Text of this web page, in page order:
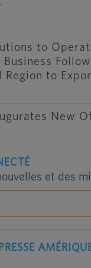
to
Business
Region to
New
et des